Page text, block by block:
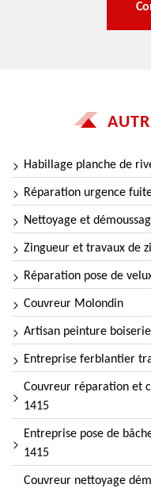
Habillage planche de
Réparation urgence
Nettoyage et
Zingueur et travaux de
Réparation pose de
Couvreur Molondin
Artisan peinture
Entreprise ferblantier
Couvreur réparation et
1415
Entreprise pose de
1415
Couvreur nettoyage